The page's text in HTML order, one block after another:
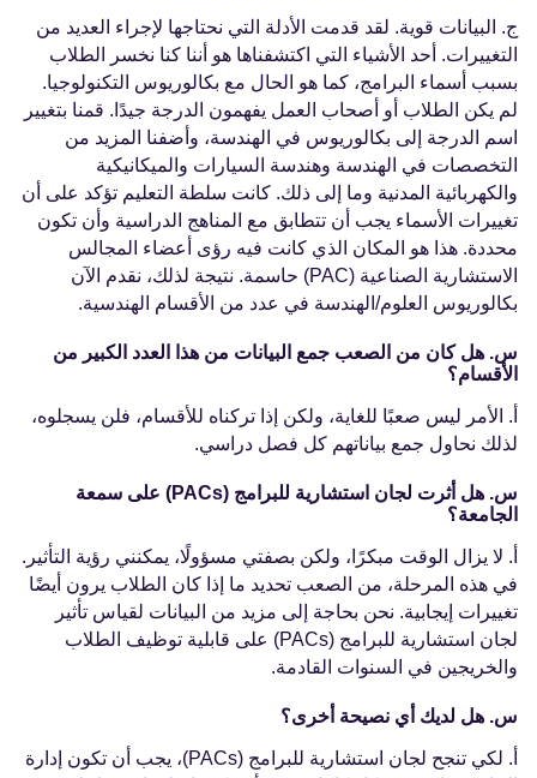
ج. البيانات قوية. لقد قدمت الأدلة التي نحتاجها لإجراء العديد من
التغييرات. أحد الأشياء التي اكتشفناها هو أننا كنا نخسر الطلاب
بسبب أسماء البرامج، كما هو الحال مع بكالوريوس التكنولوجيا.
لم يكن الطلاب أو أصحاب العمل يفهمون الدرجة جيدًا. قمنا بتغيير
اسم الدرجة إلى بكالوريوس في الهندسة، وأضفنا المزيد من
التخصصات في الهندسة وهندسة السيارات والميكانيكية
والكهربائية المدنية وما إلى ذلك. كانت سلطة التعليم تؤكد على أن
تغييرات الأسماء يجب أن تتطابق مع المناهج الدراسية وأن تكون
محددة. هذا هو المكان الذي كانت فيه رؤى أعضاء المجالس
الاستشارية الصناعية (PAC) حاسمة. نتيجة لذلك، نقدم الآن
بكالوريوس العلوم/الهندسة في عدد من الأقسام الهندسية.
س. هل كان من الصعب جمع البيانات من هذا العدد الكبير من
الأقسام؟
أ. الأمر ليس صعبًا للغاية، ولكن إذا تركناه للأقسام، فلن يسجلوه،
لذلك نحاول جمع بياناتهم كل فصل دراسي.
س. هل أثرت لجان استشارية للبرامج (PACs) على سمعة
الجامعة؟
أ. لا يزال الوقت مبكرًا، ولكن بصفتي مسؤولًا، يمكنني رؤية التأثير.
في هذه المرحلة، من الصعب تحديد ما إذا كان الطلاب يرون أيضًا
تغييرات إيجابية. نحن بحاجة إلى مزيد من البيانات لقياس تأثير
لجان استشارية للبرامج (PACs) على قابلية توظيف الطلاب
والخريجين في السنوات القادمة.
س. هل لديك أي نصيحة أخرى؟
أ. لكي تنجح لجان استشارية للبرامج (PACs)، يجب أن تكون إدارة